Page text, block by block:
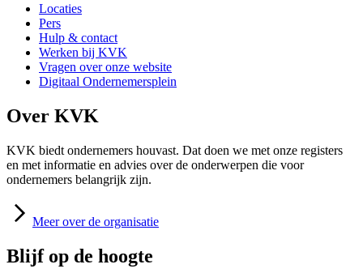
Locaties
Pers
Hulp & contact
Werken bij KVK
Vragen over onze website
Digitaal Ondernemersplein
Over KVK
KVK biedt ondernemers houvast. Dat doen we met onze registers
en met informatie en advies over de onderwerpen die voor
ondernemers belangrijk zijn.
Meer over de organisatie
Blijf op de hoogte